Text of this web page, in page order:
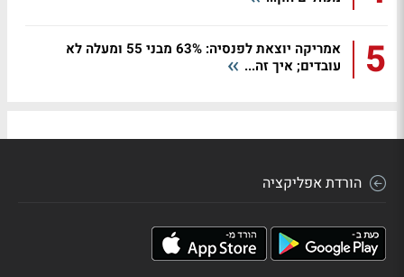
5
אמריקה יוצאת לפנסיה: 63% מבני 55 ומעלה לא
עובדים; איך זה...
הורדת אפליקציה